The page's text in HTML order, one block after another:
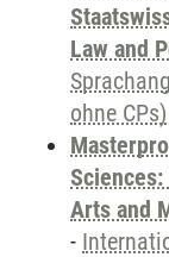
Law and
ohne CPs)
Arts and
-